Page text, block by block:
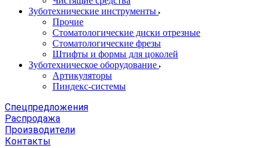
Зуботехнические инструменты
Прочие
Стоматологические диски отрезные
Стоматологические фрезы
Штифты и формы для цоколей
Зуботехническое оборудование
Артикуляторы
Пиндекс-системы
Спецпредложения
Распродажа
Производители
Контакты